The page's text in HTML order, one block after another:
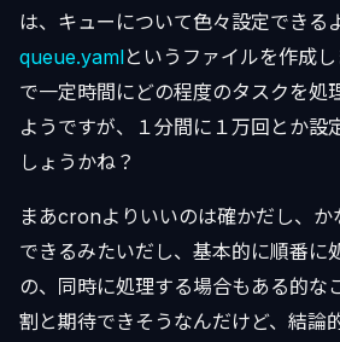
は、キューについて色々設定できる
queue.yamlというファイルを作成
で一定時間にどの程度のタスクを処
ようですが、１分間に１万回とか設
しょうかね？
まあcronよりいいのは確かだし、か
できるみたいだし、基本的に順番に
の、同時に処理する場合もある的な
割と期待できそうなんだけど、結論